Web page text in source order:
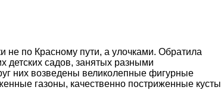
не по Красному пути, а улочками. Обратила
детских садов, занятых разными
них возведены великолепные фигурные
газоны, качественно постриженные кусты